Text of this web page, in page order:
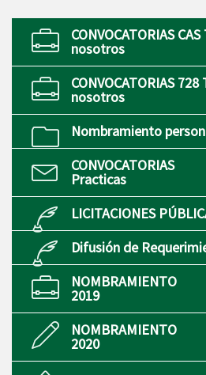
CONVOCATORIAS
nosotros
CONVOCATORIAS
nosotros
Nombramiento
CONVOCATORIAS
Practicas
LICITACIONES
Difusión de
NOMBRAMIENTO
2019
NOMBRAMIENTO
2020